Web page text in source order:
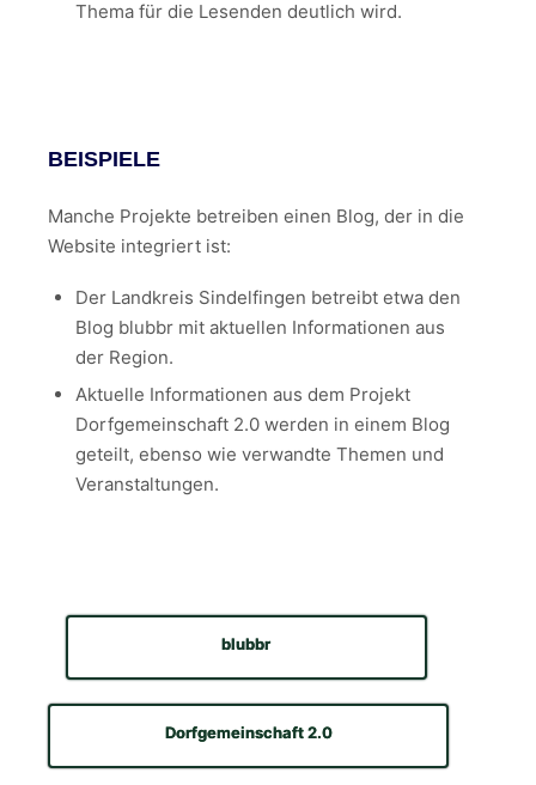
Thema für die Lesenden deutlich wird.
BEISPIELE
Manche Projekte betreiben einen Blog, der in die
Website integriert ist:
Der Landkreis Sindelfingen betreibt etwa den
Blog blubbr mit aktuellen Informationen aus
der Region.
Aktuelle Informationen aus dem Projekt
Dorfgemeinschaft 2.0 werden in einem Blog
geteilt, ebenso wie verwandte Themen und
Veranstaltungen.
blubbr
Dorfgemeinschaft 2.0